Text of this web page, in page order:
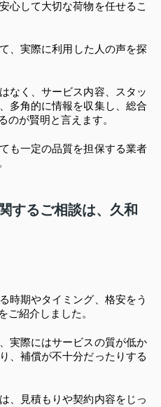
心して大切な荷物を任せるこ
、実際に利用した人の声を探
なく、サービス内容、スタッ
多角的に情報を収集し、総合
のが賢明と言えます。
も一定の品質を担保する業者
するご相談は、久和
時期やタイミング、格安をう
ご紹介しました。
実際にはサービスの質が低か
、補償が不十分だったりする
、見積もりや契約内容をじっ